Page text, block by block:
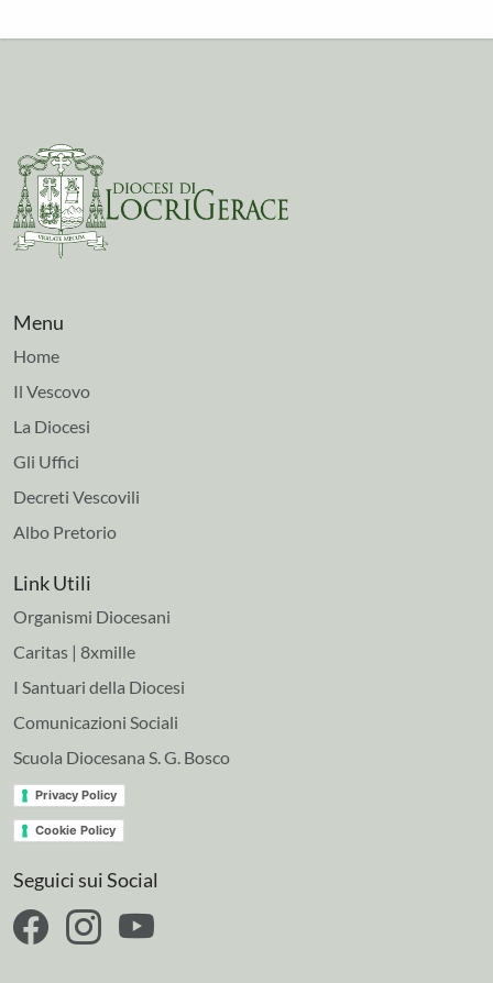
Menu
Home
Il Vescovo
La Diocesi
Gli Uffici
Decreti Vescovili
Albo Pretorio
Link Utili
Organismi Diocesani
Caritas | 8xmille
I Santuari della Diocesi
Comunicazioni Sociali
Scuola Diocesana S. G. Bosco
Privacy Policy
Cookie Policy
Seguici sui Social